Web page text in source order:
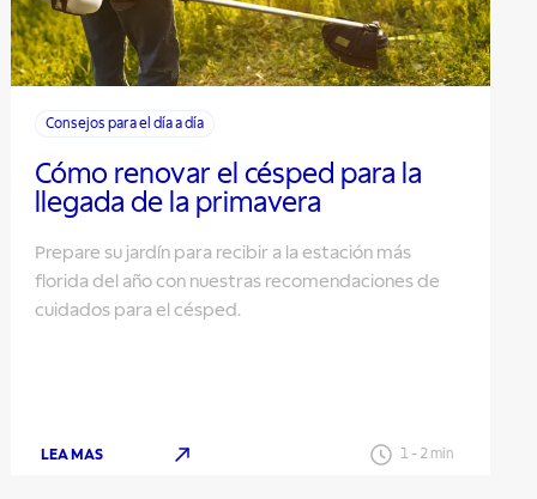
Consejos para el día a día
Cómo renovar el césped para la
llegada de la primavera
Prepare su jardín para recibir a la estación más
florida del año con nuestras recomendaciones de
cuidados para el césped.
LEA MAS 1- 2 min